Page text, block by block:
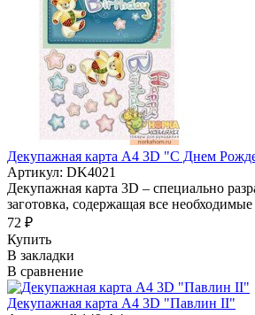
Декупажная карта А4 3D "С Днем
Артикул: DK4021
Декупажная карта 3D – специально
заготовка, содержащая все
72 ₽
Купить
В закладки
В сравнение
Декупажная карта А4 3D "Павлин II"